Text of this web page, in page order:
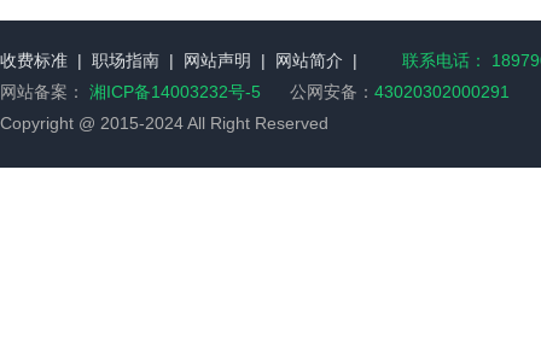
收费标准 | 职场指南 | 网站声明 | 网站简介 |
联系电话：
网站备案： 湘ICP备14003232号-5 公网安备： 43020302000291
Copyright @ 2015-2024 All Right Reserved